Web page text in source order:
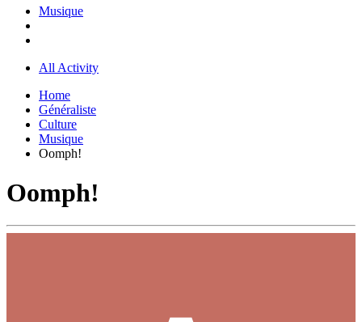
Musique
All Activity
Home
Généraliste
Culture
Musique
Oomph!
Oomph!